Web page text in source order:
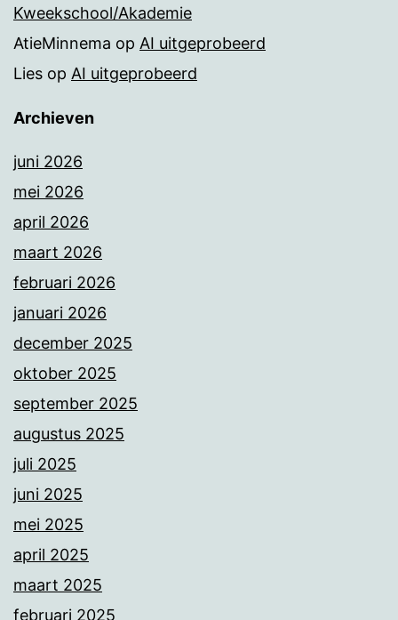
Kweekschool/Akademie
AtieMinnema op AI uitgeprobeerd
Lies op AI uitgeprobeerd
Archieven
juni 2026
mei 2026
april 2026
maart 2026
februari 2026
januari 2026
december 2025
oktober 2025
september 2025
augustus 2025
juli 2025
juni 2025
mei 2025
april 2025
maart 2025
februari 2025